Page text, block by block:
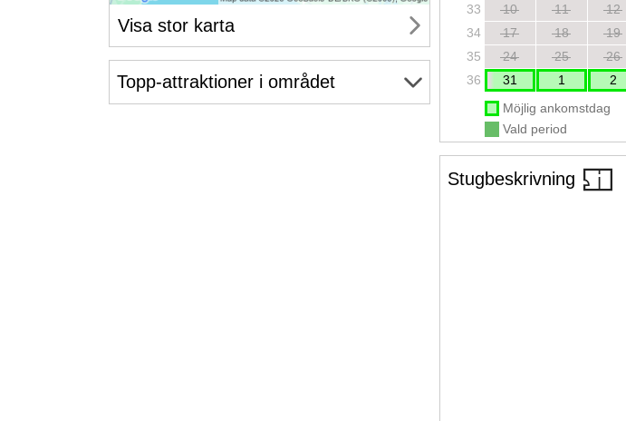
33
10 11 12
34
17 18 19
35
24 25 26
36
31 1 2
Möjlig ankomstdag
Vald period
Stugbeskrivning
Visa stor karta
Topp-attraktioner i området